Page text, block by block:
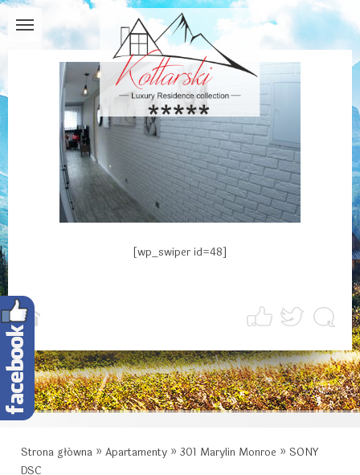
[wp_swiper id=48]
Strona główna » Apartamenty » 301 Marylin Monroe » SONY
DSC